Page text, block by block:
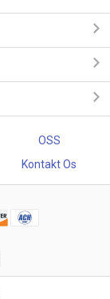
OSS
Kontakt Os